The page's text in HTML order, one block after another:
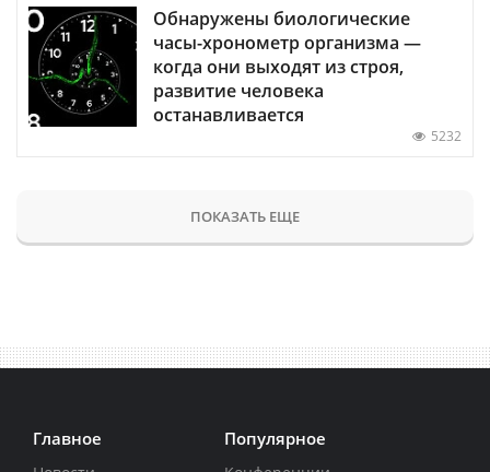
Обнаружены биологические
часы-хронометр организма —
когда они выходят из строя,
развитие человека
останавливается
5232
ПОКАЗАТЬ ЕЩЕ
Главное Популярное